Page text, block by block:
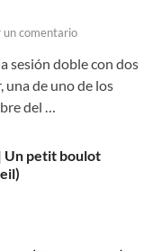
un comentario
sesión doble con dos
una de uno de los
del …
Un petit boulot